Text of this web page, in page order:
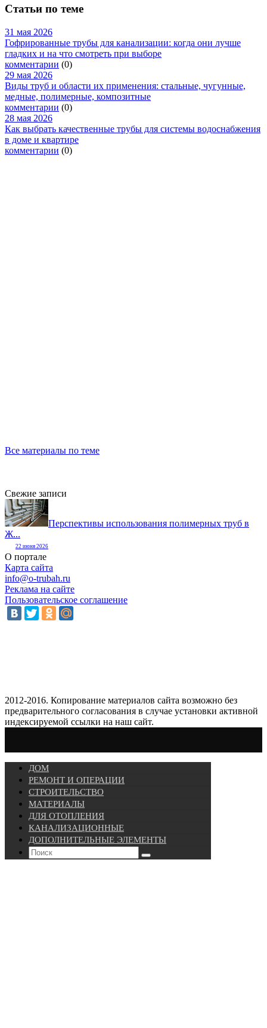
Статьи по теме
31 мая 2026
Гофрированные трубы для канализации: когда они лучше
гладких и на что смотреть при выборе
комментарии (0)
29 мая 2026
Виды труб и области их применения: стальные, чугунные,
медные, полимерные, композитные
комментарии (0)
28 мая 2026
Как выбрать качественные трубы для системы водоснабжения
в доме и квартире
комментарии (0)
Все материалы по теме
Свежие записи
Перспективы использования полимерных труб в
Ж...
22 июня 2026
О портале
Карта сайта
info@o-trubah.ru
Реклама на сайте
Пользовательское соглашение
2012-2016. Копирование материалов сайта возможно без
предварительного согласования в случае установки активной
индексируемой ссылки на наш сайт.
ДОМ
РЕМОНТ И ОПЕРАЦИИ
СТРОИТЕЛЬСТВО
МАТЕРИАЛЫ
ДЛЯ ОТОПЛЕНИЯ
КАНАЛИЗАЦИОННЫЕ
ДОПОЛНИТЕЛЬНЫЕ ЭЛЕМЕНТЫ